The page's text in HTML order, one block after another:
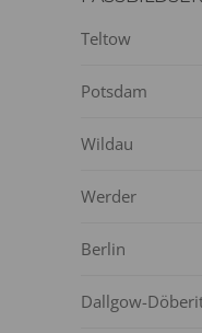
Teltow
Potsdam
Wildau
Werder
Berlin
Dallgow-